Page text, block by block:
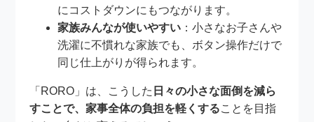
にコストダウンにもつながります。
家族みんなが使いやすい ：小さなお子さんや
洗濯に不慣れな家族でも、ボタン操作だけで
同じ仕上がりが得られます。
「RORO」は、こうした 日々の小さな面倒を減ら
すことで、家事全体の負担を軽くすることを目指